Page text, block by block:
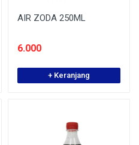
AIR ZODA 250ML
6.000
+ Keranjang